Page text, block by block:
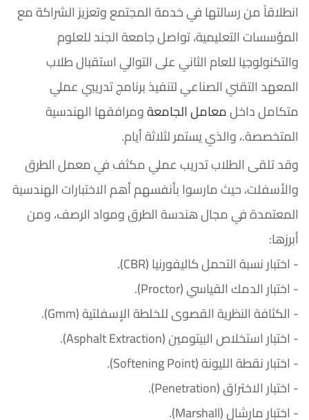
انطلاقاً من رسالتها في خدمة المجتمع وتعزيز الشراكة مع
المؤسسات التعليمية، تواصل جامعة الجند للعلوم
والتكنولوجيا للعام الثاني على التوالي استقبال طلاب
المعهد التقني الصناعي لتنفيذ برنامج تدريبي عملي
متكامل داخلمعامل الجامعةومرافقها الهندسية
المتخصصة.، والذي يستمر لثلاثة أيام.
وقد تلقى الطلاب تدريب عملي مكثف في معمل الطرق
والأسفلت، حيث مارسوا بأنفسهم أهم الاختبارات الهندسية
المعتمدة في مجال هندسة الطرق ومواد الرصف، ومن
أبرزها:
- اختبار نسبة التحمل كاليفورنيا (CBR).
- اختبار الدمك القياسي (Proctor).
- الكثافة النظرية القصوى للخلطة الإسفلتية (Gmm).
- اختبار استخلاص البيتومين (Asphalt Extraction).
- اختبار نقطة الليونة (Softening Point).
- اختبار الاختراق (Penetration).
- اختبار مارشال (Marshall).